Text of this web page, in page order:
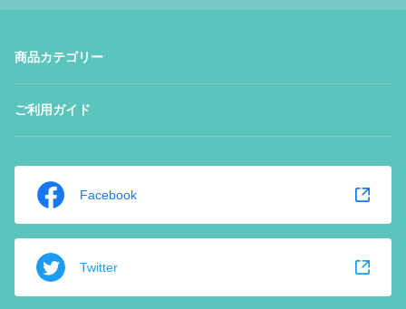
商品カテゴリー
ご利用ガイド
Facebook
Twitter